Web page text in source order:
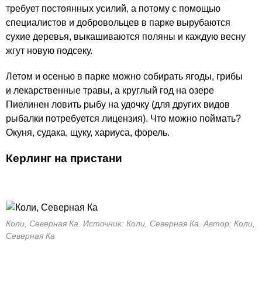
требует постоянных усилий, а потому с помощью
специалистов и добровольцев в парке вырубаются
сухие деревья, выкашиваются поляны и каждую весну
жгут новую подсеку.
Летом и осенью в парке можно собирать ягоды, грибы
и лекарственные травы, а круглый год на озере
Пиелинен ловить рыбу на удочку (для других видов
рыбалки потребуется лицензия). Что можно поймать?
Окуня, судака, щуку, хариуса, форель.
Керлинг на пристани
Коли, Северная Ка. Источник: Коли, Северная Ка. Автор: Коли,
Северная Ка